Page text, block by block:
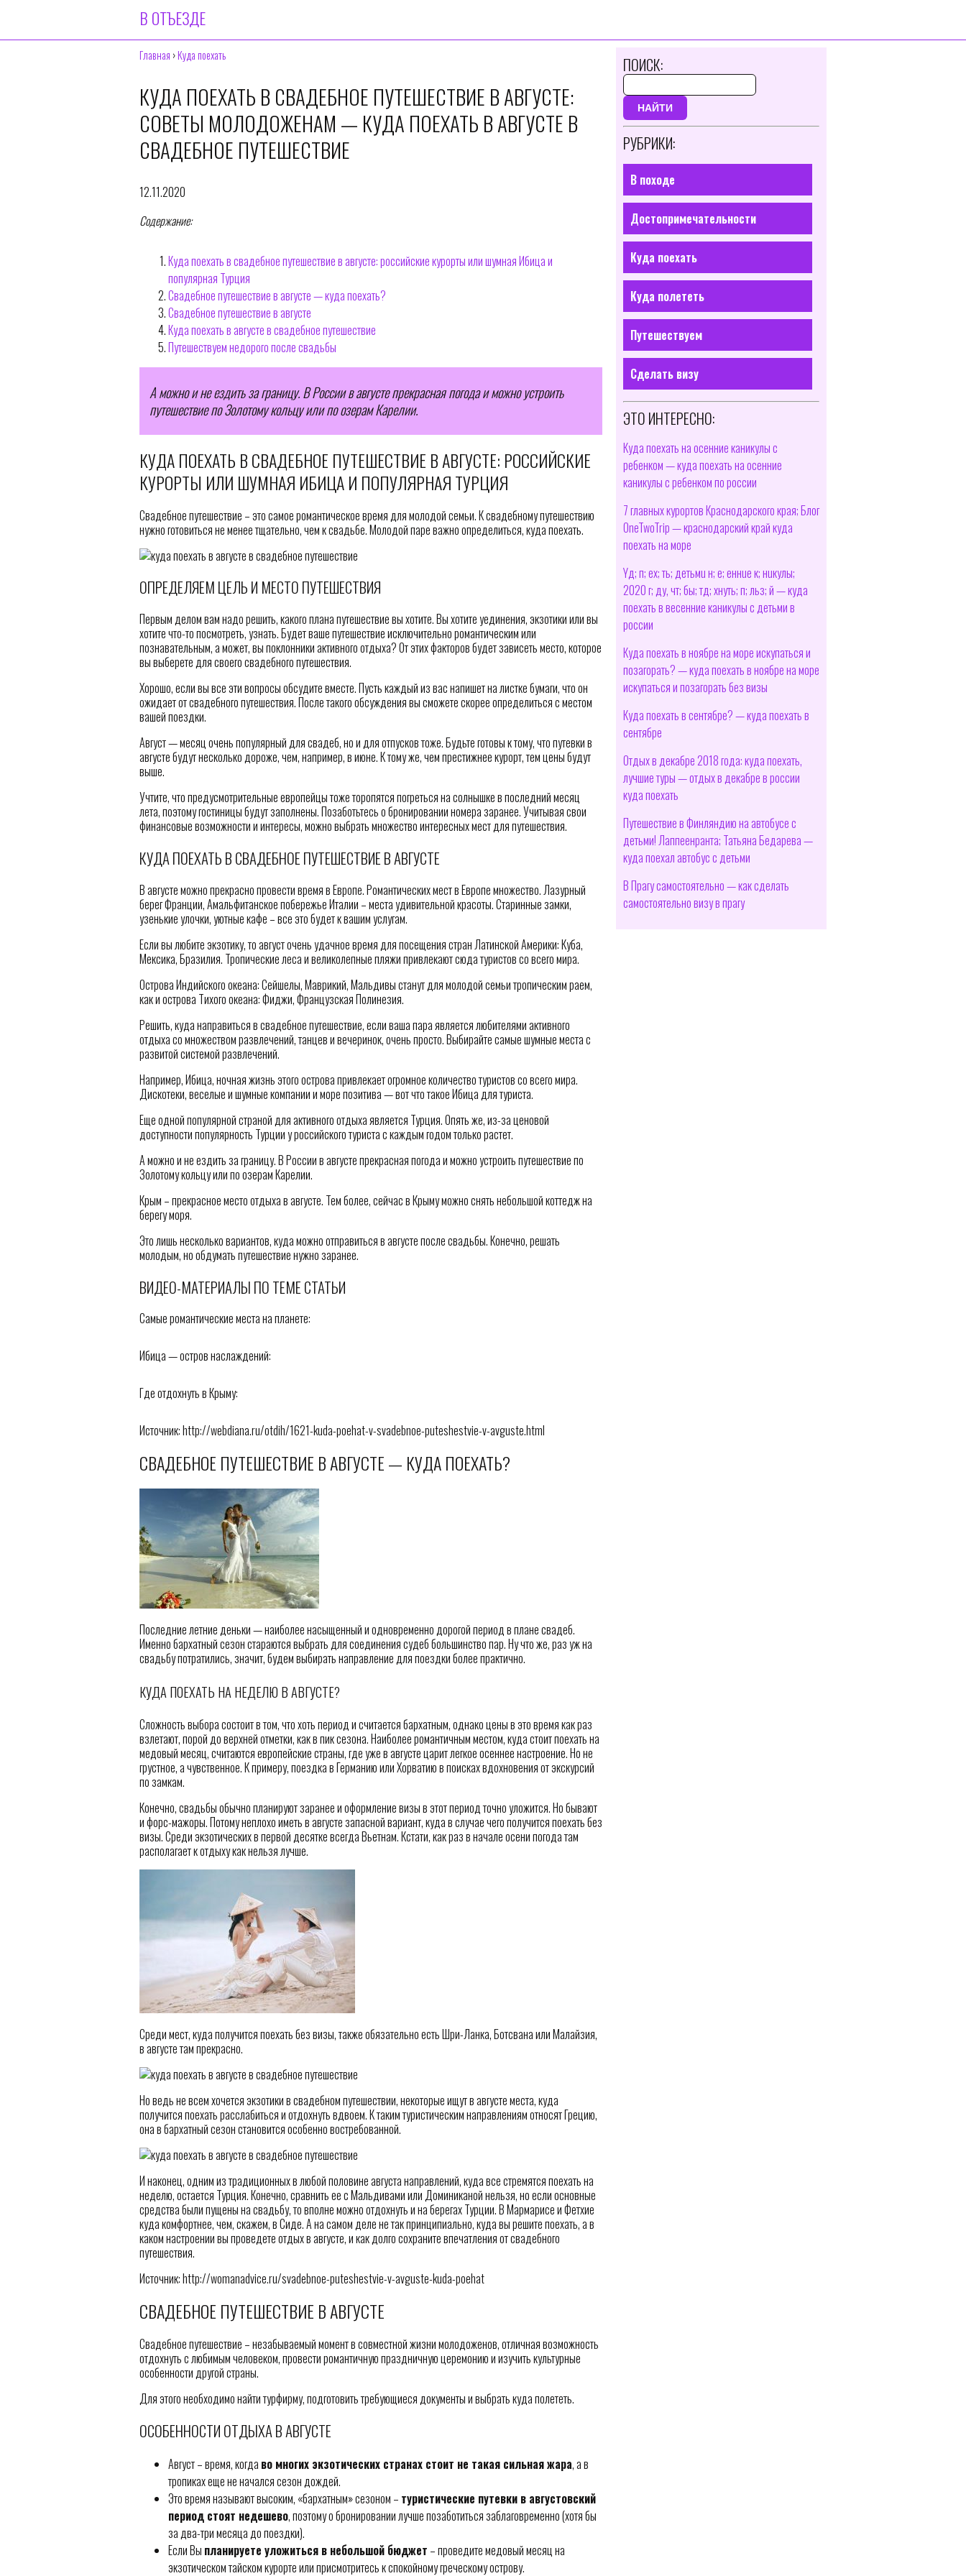
В ОТЪЕЗДЕ
Главная ›Куда поехать
КУДА ПОЕХАТЬ В СВАДЕБНОЕ ПУТЕШЕСТВИЕ В АВГУСТЕ:
СОВЕТЫ МОЛОДОЖЕНАМ — КУДА ПОЕХАТЬ В АВГУСТЕ В
СВАДЕБНОЕ ПУТЕШЕСТВИЕ
12.11.2020
Содержание:
Куда поехать в свадебное путешествие в августе: российские курорты или шумная Ибица и
популярная Турция
Свадебное путешествие в августе — куда поехать?
Свадебное путешествие в августе
Куда поехать в августе в свадебное путешествие
Путешествуем недорого после свадьбы
А можно и не ездить за границу. В России в августе прекрасная погода и можно устроить
путешествие по Золотому кольцу или по озерам Карелии.
КУДА ПОЕХАТЬ В СВАДЕБНОЕ ПУТЕШЕСТВИЕ В АВГУСТЕ: РОССИЙСКИЕ
КУРОРТЫ ИЛИ ШУМНАЯ ИБИЦА И ПОПУЛЯРНАЯ ТУРЦИЯ
Свадебное путешествие – это самое романтическое время для молодой семьи. К свадебному путешествию
нужно готовиться не менее тщательно, чем к свадьбе. Молодой паре важно определиться, куда поехать.
ОПРЕДЕЛЯЕМ ЦЕЛЬ И МЕСТО ПУТЕШЕСТВИЯ
Первым делом вам надо решить, какого плана путешествие вы хотите. Вы хотите уединения, экзотики или вы
хотите что-то посмотреть, узнать. Будет ваше путешествие исключительно романтическим или
познавательным, а может, вы поклонники активного отдыха? От этих факторов будет зависеть место, которое
вы выберете для своего свадебного путешествия.
Хорошо, если вы все эти вопросы обсудите вместе. Пусть каждый из вас напишет на листке бумаги, что он
ожидает от свадебного путешествия. После такого обсуждения вы сможете скорее определиться с местом
вашей поездки.
Август — месяц очень популярный для свадеб, но и для отпусков тоже. Будьте готовы к тому, что путевки в
августе будут несколько дороже, чем, например, в июне. К тому же, чем престижнее курорт, тем цены будут
выше.
Учтите, что предусмотрительные европейцы тоже торопятся погреться на солнышке в последний месяц
лета, поэтому гостиницы будут заполнены. Позаботьтесь о бронировании номера заранее. Учитывая свои
финансовые возможности и интересы, можно выбрать множество интересных мест для путешествия.
КУДА ПОЕХАТЬ В СВАДЕБНОЕ ПУТЕШЕСТВИЕ В АВГУСТЕ
В августе можно прекрасно провести время в Европе. Романтических мест в Европе множество. Лазурный
берег Франции, Амальфитанское побережье Италии – места удивительной красоты. Старинные замки,
узенькие улочки, уютные кафе – все это будет к вашим услугам.
Если вы любите экзотику, то август очень удачное время для посещения стран Латинской Америки: Куба,
Мексика, Бразилия. Тропические леса и великолепные пляжи привлекают сюда туристов со всего мира.
Острова Индийского океана: Сейшелы, Маврикий, Мальдивы станут для молодой семьи тропическим раем,
как и острова Тихого океана: Фиджи, Французская Полинезия.
Решить, куда направиться в свадебное путешествие, если ваша пара является любителями активного
отдыха со множеством развлечений, танцев и вечеринок, очень просто. Выбирайте самые шумные места с
развитой системой развлечений.
Например, Ибица, ночная жизнь этого острова привлекает огромное количество туристов со всего мира.
Дискотеки, веселые и шумные компании и море позитива — вот что такое Ибица для туриста.
Еще одной популярной страной для активного отдыха является Турция. Опять же, из-за ценовой
доступности популярность Турции у российского туриста с каждым годом только растет.
А можно и не ездить за границу. В России в августе прекрасная погода и можно устроить путешествие по
Золотому кольцу или по озерам Карелии.
Крым – прекрасное место отдыха в августе. Тем более, сейчас в Крыму можно снять небольшой коттедж на
берегу моря.
Это лишь несколько вариантов, куда можно отправиться в августе после свадьбы. Конечно, решать
молодым, но обдумать путешествие нужно заранее.
ВИДЕО-МАТЕРИАЛЫ ПО ТЕМЕ СТАТЬИ
Самые романтические места на планете:
Ибица — остров наслаждений:
Где отдохнуть в Крыму:
Источник: http://webdiana.ru/otdih/1621-kuda-poehat-v-svadebnoe-puteshestvie-v-avguste.html
СВАДЕБНОЕ ПУТЕШЕСТВИЕ В АВГУСТЕ — КУДА ПОЕХАТЬ?
Последние летние деньки — наиболее насыщенный и одновременно дорогой период в плане свадеб.
Именно бархатный сезон стараются выбрать для соединения судеб большинство пар. Ну что же, раз уж на
свадьбу потратились, значит, будем выбирать направление для поездки более практично.
КУДА ПОЕХАТЬ НА НЕДЕЛЮ В АВГУСТЕ?
Сложность выбора состоит в том, что хоть период и считается бархатным, однако цены в это время как раз
взлетают, порой до верхней отметки, как в пик сезона. Наиболее романтичным местом, куда стоит поехать на
медовый месяц, считаются европейские страны, где уже в августе царит легкое осеннее настроение. Но не
грустное, а чувственное. К примеру, поездка в Германию или Хорватию в поисках вдохновения от экскурсий
по замкам.
Конечно, свадьбы обычно планируют заранее и оформление визы в этот период точно уложится. Но бывают
и форс-мажоры. Потому неплохо иметь в августе запасной вариант, куда в случае чего получится поехать без
визы. Среди экзотических в первой десятке всегда Вьетнам. Кстати, как раз в начале осени погода там
располагает к отдыху как нельзя лучше.
Среди мест, куда получится поехать без визы, также обязательно есть Шри-Ланка, Ботсвана или Малайзия,
в августе там прекрасно.
Но ведь не всем хочется экзотики в свадебном путешествии, некоторые ищут в августе места, куда
получится поехать расслабиться и отдохнуть вдвоем. К таким туристическим направлениям относят Грецию,
она в бархатный сезон становится особенно востребованной.
И наконец, одним из традиционных в любой половине августа направлений, куда все стремятся поехать на
неделю, остается Турция. Конечно, сравнить ее с Мальдивами или Доминиканой нельзя, но если основные
средства были пущены на свадьбу, то вполне можно отдохнуть и на берегах Турции. В Мармарисе и Фетхие
куда комфортнее, чем, скажем, в Сиде. А на самом деле не так принципиально, куда вы решите поехать, а в
каком настроении вы проведете отдых в августе, и как долго сохраните впечатления от свадебного
путешествия.
Источник: http://womanadvice.ru/svadebnoe-puteshestvie-v-avguste-kuda-poehat
СВАДЕБНОЕ ПУТЕШЕСТВИЕ В АВГУСТЕ
Свадебное путешествие – незабываемый момент в совместной жизни молодоженов, отличная возможность
отдохнуть с любимым человеком, провести романтичную праздничную церемонию и изучить культурные
особенности другой страны.
Для этого необходимо найти турфирму, подготовить требующиеся документы и выбрать куда полететь.
ОСОБЕННОСТИ ОТДЫХА В АВГУСТЕ
Август – время, когда во многих экзотических странах стоит не такая сильная жара, а в
тропиках еще не начался сезон дождей.
Это время называют высоким, «бархатным» сезоном – туристические путевки в августовский
период стоят недешево, поэтому о бронировании лучше позаботиться заблаговременно (хотя бы
за два-три месяца до поездки).
Если Вы планируете уложиться в небольшой бюджет – проведите медовый месяц на
экзотическом тайском курорте или присмотритесь к спокойному греческому острову.
ПОИСК:
НАЙТИ
РУБРИКИ:
В походе
Достопримечательности
Куда поехать
Куда полететь
Путешествуем
Сделать визу
ЭТО ИНТЕРЕСНО:
Куда поехать на осенние каникулы с
ребенком — куда поехать на осенние
каникулы с ребенком по россии
7 главных курортов Краснодарского края; Блог
OneTwoTrip — краснодарский край куда
поехать на море
Yд; п; ex; ть; дeтьмu н; e; eннue к; нuкyлы;
2020 г; дy, чт; бы; тд; xнyть; п; льз; й — куда
поехать в весенние каникулы с детьми в
россии
Куда поехать в ноябре на море искупаться и
позагорать? — куда поехать в ноябре на море
искупаться и позагорать без визы
Куда поехать в сентябре? — куда поехать в
сентябре
Отдых в декабре 2018 года: куда поехать,
лучшие туры — отдых в декабре в россии
куда поехать
Путешествие в Финляндию на автобусе с
детьми! Лаппеенранта; Татьяна Бедарева —
куда поехал автобус с детьми
В Прагу самостоятельно — как сделать
самостоятельно визу в прагу